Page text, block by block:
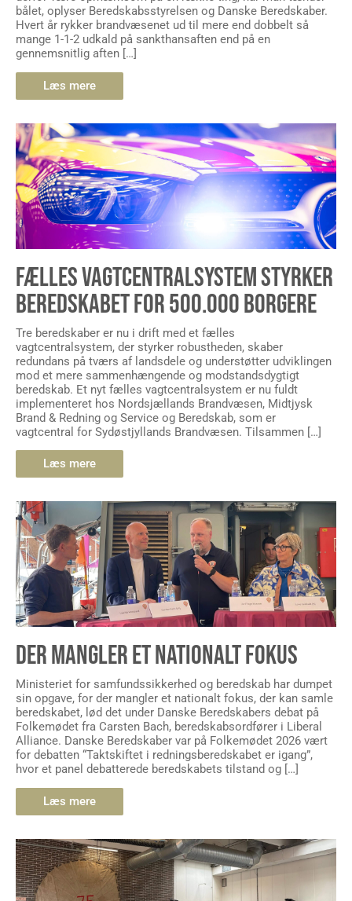
bålet, oplyser Beredskabsstyrelsen og Danske Beredskaber.
Hvert år rykker brandvæsenet ud til mere end dobbelt så
mange 1-1-2 udkald på sankthansaften end på en
gennemsnitlig aften […]
Læs mere
FÆLLES VAGTCENTRALSYSTEM STYRKER
BEREDSKABET FOR 500.000 BORGERE
Tre beredskaber er nu i drift med et fælles
vagtcentralsystem, der styrker robustheden, skaber
redundans på tværs af landsdele og understøtter udviklingen
mod et mere sammenhængende og modstandsdygtigt
beredskab. Et nyt fælles vagtcentralsystem er nu fuldt
implementeret hos Nordsjællands Brandvæsen, Midtjysk
Brand & Redning og Service og Beredskab, som er
vagtcentral for Sydøstjyllands Brandvæsen. Tilsammen […]
Læs mere
DER MANGLER ET NATIONALT FOKUS
Ministeriet for samfundssikkerhed og beredskab har dumpet
sin opgave, for der mangler et nationalt fokus, der kan samle
beredskabet, lød det under Danske Beredskabers debat på
Folkemødet fra Carsten Bach, beredskabsordfører i Liberal
Alliance. Danske Beredskaber var på Folkemødet 2026 vært
for debatten “Taktskiftet i redningsberedskabet er igang”,
hvor et panel debatterede beredskabets tilstand og […]
Læs mere